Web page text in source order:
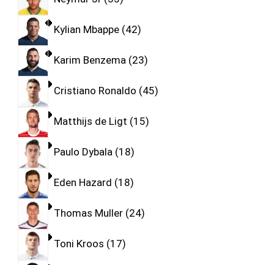
Kylian Mbappe 42
Karim Benzema 23
Cristiano Ronaldo 45
Matthijs de Ligt 15
Paulo Dybala 18
Eden Hazard 18
Thomas Muller 24
Toni Kroos 17